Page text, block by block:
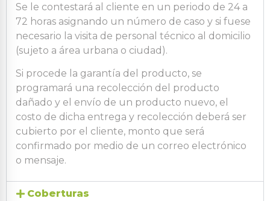
Se le contestará al cliente en un periodo de 24 a
72 horas asignando un número de caso y si fuese
necesario la visita de personal técnico al domicilio
(sujeto a área urbana o ciudad).
Si procede la garantía del producto, se
programará una recolección del producto
dañado y el envío de un producto nuevo, el
costo de dicha entrega y recolección deberá ser
cubierto por el cliente, monto que será
confirmado por medio de un correo electrónico
o mensaje.
Coberturas